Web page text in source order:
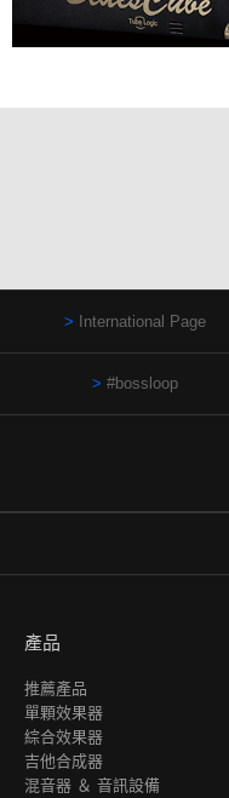
International Page
#bossloop
產品
推薦產品
單顆效果器
綜合效果器
吉他合成器
混音器 ＆ 音訊設備